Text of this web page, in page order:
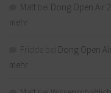
Matt
Dong Open Air
mehr
Dong Open
mehr